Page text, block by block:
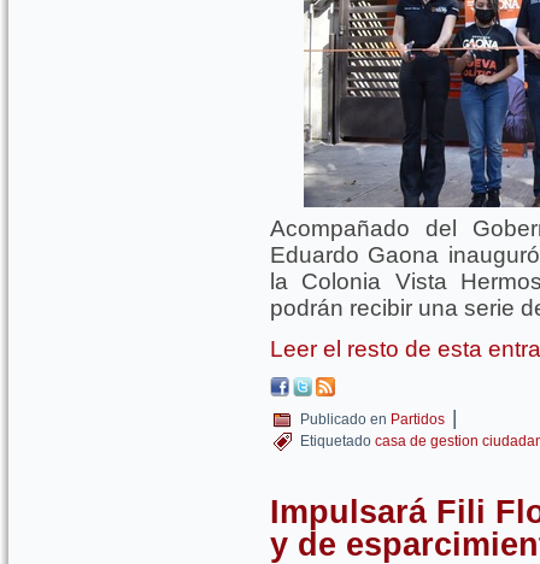
Acompañado del
Eduardo Gaona
la Colonia Vista
podrán recibir una serie
Leer el resto de esta
Publicado en Partidos |
Etiquetado casa de gestion
Impulsará Fili
y de